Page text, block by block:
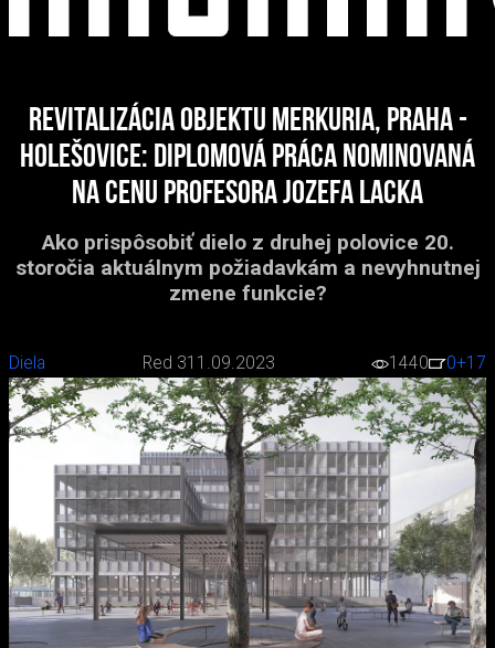
Revitalizácia objektu Merkuria, Praha -
Holešovice: diplomová práca nominovaná
na Cenu profesora Jozefa Lacka
Ako prispôsobiť dielo z druhej polovice 20.
storočia aktuálnym požiadavkám a nevyhnutnej
zmene funkcie?
Diela Red 311.09.2023 1440 0+17